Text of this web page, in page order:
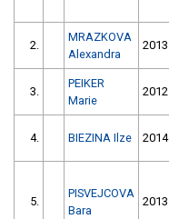
2.
MRAZKOVA
Alexandra
2013
3.
PEIKER
Marie
2012
4. BIEZINA Ilze 2014
5.
PISVEJCOVA
Bara
2013